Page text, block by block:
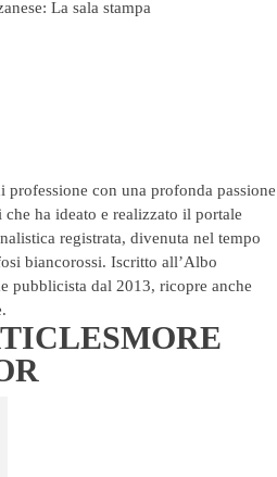
La sala stampa
con una profonda passione
ha ideato e realizzato il portale
registrata, divenuta nel tempo
biancorossi. Iscritto all’Albo
pubblicista dal 2013, ricopre anche
MORE